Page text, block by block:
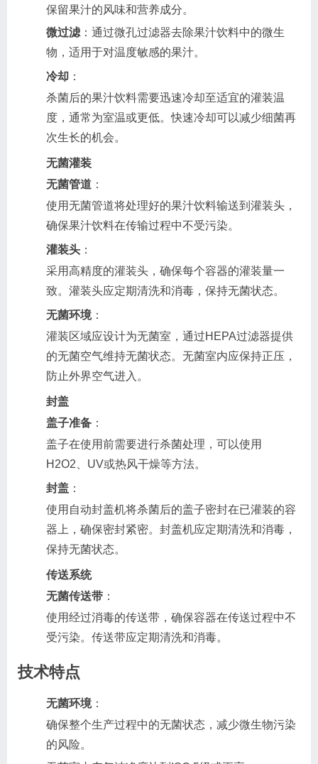
保留果汁的风味和营养成分。
微过滤 ：通过微孔过滤器去除果汁饮料中的微生
物，适用于对温度敏感的果汁。
冷却 ：
杀菌后的果汁饮料需要迅速冷却至适宜的灌装温
度，通常为室温或更低。快速冷却可以减少细菌再
次生长的机会。
无菌灌装
无菌管道 ：
使用无菌管道将处理好的果汁饮料输送到灌装头，
确保果汁饮料在传输过程中不受污染。
灌装头 ：
采用高精度的灌装头，确保每个容器的灌装量一
致。灌装头应定期清洗和消毒，保持无菌状态。
无菌环境：
灌装区域应设计为无菌室，通过HEPA过滤器提供
的无菌空气维持无菌状态。无菌室内应保持正压，
防止外界空气进入。
封盖
盖子准备 ：
盖子在使用前需要进行杀菌处理，可以使用
H2O2、UV或热风干燥等方法。
封盖 ：
使用自动封盖机将杀菌后的盖子密封在已灌装的容
器上，确保密封紧密。封盖机应定期清洗和消毒，
保持无菌状态。
传送系统
无菌传送带 ：
使用经过消毒的传送带，确保容器在传送过程中不
受污染。传送带应定期清洗和消毒。
技术特点
无菌环境：
确保整个生产过程中的无菌状态，减少微生物污染
的风险。